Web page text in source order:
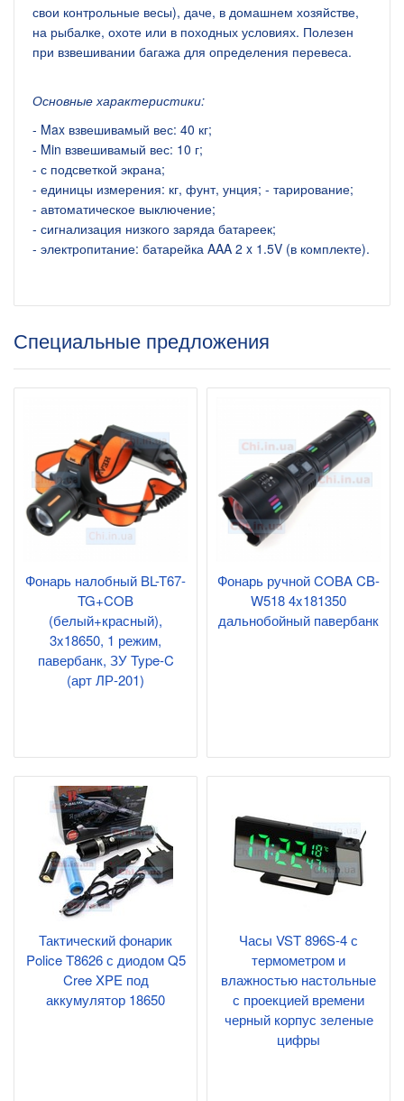
свои контрольные весы), даче, в домашнем хозяйстве,
на рыбалке, охоте или в походных условиях. Полезен
при взвешивании багажа для определения перевеса.
Основные характеристики:
- Max взвешивамый вес: 40 кг;
- Min взвешивамый вес: 10 г;
- с подсветкой экрана;
- единицы измерения: кг, фунт, унция; - тарирование;
- автоматическое выключение;
- сигнализация низкого заряда батареек;
- электропитание: батарейка AAA 2 x 1.5V (в комплекте).
Специальные предложения
Фонарь налобный BL-T67-
TG+COB
(белый+красный),
3x18650, 1 режим,
павербанк, ЗУ Type-C
(арт ЛР-201)
Фонарь ручной COBA CB-
W518 4x181350
дальнобойный павербанк
Тактический фонарик
Police T8626 с диодом Q5
Cree XPE под
аккумулятор 18650
Часы VST 896S-4 с
термометром и
влажностью настольные
с проекцией времени
черный корпус зеленые
цифры